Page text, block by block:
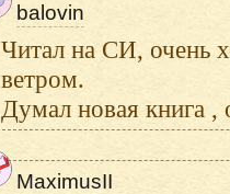
balovin
Читал на СИ, очень
ветром.
Думал новая книга
MaximusII